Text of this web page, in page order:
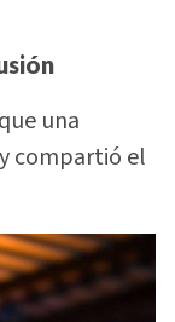
una
compartió el